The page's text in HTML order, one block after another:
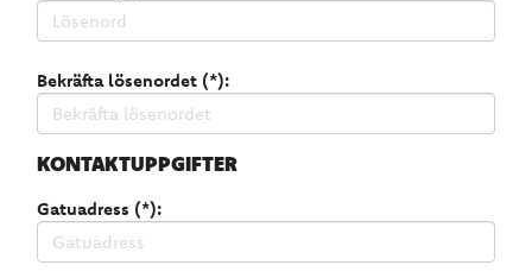
Bekräfta lösenordet (*):
KONTAKTUPPGIFTER
Gatuadress (*):